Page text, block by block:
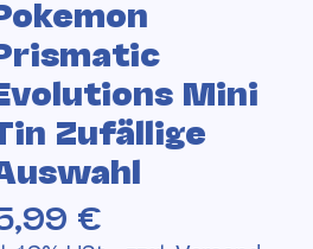
Mini
Zufällige
€